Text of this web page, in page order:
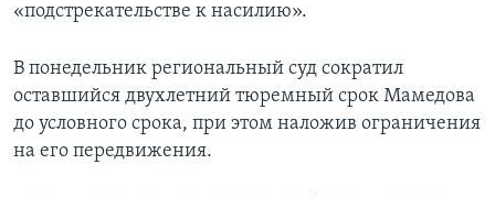
«подстрекательстве к насилию».
В понедельник региональный суд сократил
оставшийся двухлетний тюремный срок Мамедова
до условного срока, при этом наложив ограничения
на его передвижения.